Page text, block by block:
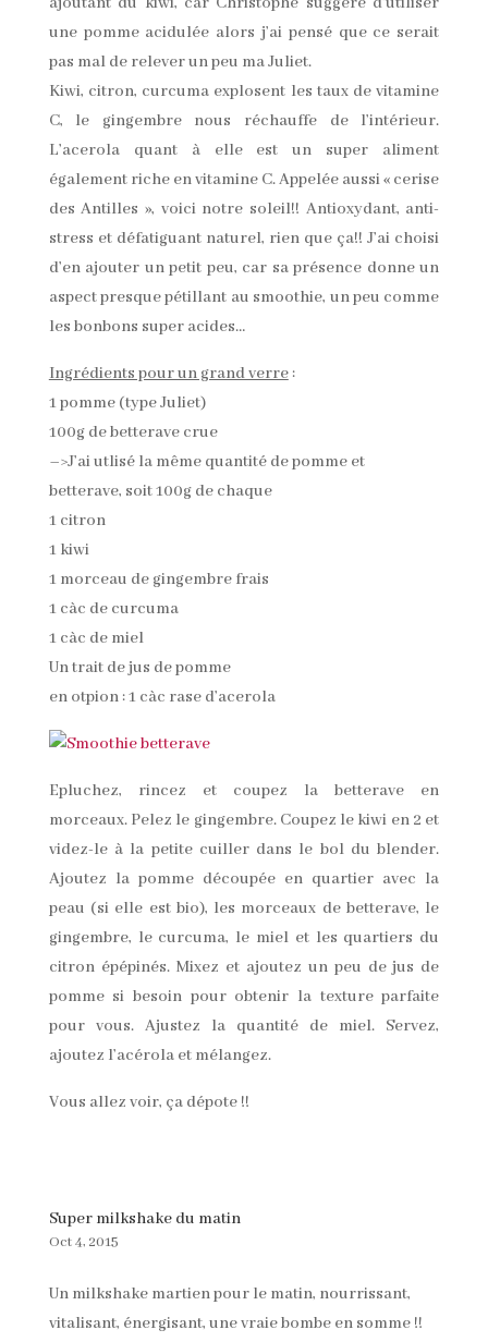
une pomme acidulée alors j’ai pensé que ce serait
pas mal de relever un peu ma Juliet.
Kiwi, citron, curcuma explosent les taux de vitamine
C, le gingembre nous réchauffe de l’intérieur.
L’acerola quant à elle est un super aliment
également riche en vitamine C. Appelée aussi « cerise
des Antilles », voici notre soleil!! Antioxydant, anti-
stress et défatiguant naturel, rien que ça!! J’ai choisi
d’en ajouter un petit peu, car sa présence donne un
aspect presque pétillant au smoothie, un peu comme
les bonbons super acides…
Ingrédients pour un grand verre:
1 pomme (type Juliet)
100g de betterave crue
–>J’ai utlisé la même quantité de pomme et
betterave, soit 100g de chaque
1 citron
1 kiwi
1 morceau de gingembre frais
1 càc de curcuma
1 càc de miel
Un trait de jus de pomme
en otpion : 1 càc rase d’acerola
Epluchez, rincez et coupez la betterave en
morceaux. Pelez le gingembre. Coupez le kiwi en 2 et
videz-le à la petite cuiller dans le bol du blender.
Ajoutez la pomme découpée en quartier avec la
peau (si elle est bio), les morceaux de betterave, le
gingembre, le curcuma, le miel et les quartiers du
citron épépinés. Mixez et ajoutez un peu de jus de
pomme si besoin pour obtenir la texture parfaite
pour vous. Ajustez la quantité de miel. Servez,
ajoutez l’acérola et mélangez.
Vous allez voir, ça dépote !!
Super milkshake du matin
Oct 4, 2015
Un milkshake martien pour le matin, nourrissant,
vitalisant, énergisant, une vraie bombe en somme !!